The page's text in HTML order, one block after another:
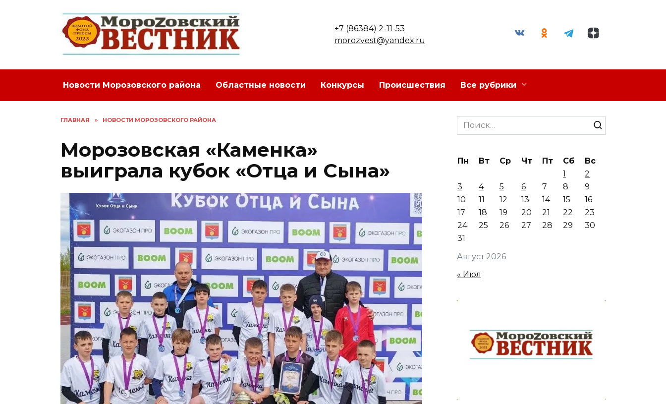
+7 (86384) 2-11-53
morozvest@yandex.ru
Новости Морозовского района Областные новости Конкурсы Происшествия Все рубрики
ГЛАВНАЯ » НОВОСТИ МОРОЗОВСКОГО РАЙОНА
Морозовская «Каменка»
выиграла кубок «Отца и Сына»
Search
for:
Август 2026
Пн Вт Ср Чт Пт Сб
Вс
1
2
3
4 5 6 7 8
9
10
11 12 13 14 15
16
17
18 19 20 21 22
23
24
25 26 27 28 29
30
31
« Июл